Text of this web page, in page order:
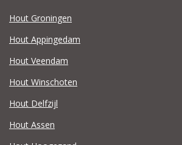
Hout Groningen
Hout Appingedam
Hout Veendam
Hout Winschoten
Hout Delfzijl
Hout Assen